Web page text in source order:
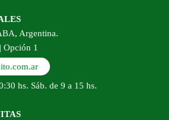
Argentina.
Opción 1
hs. Sáb. de 9 a 15 hs.